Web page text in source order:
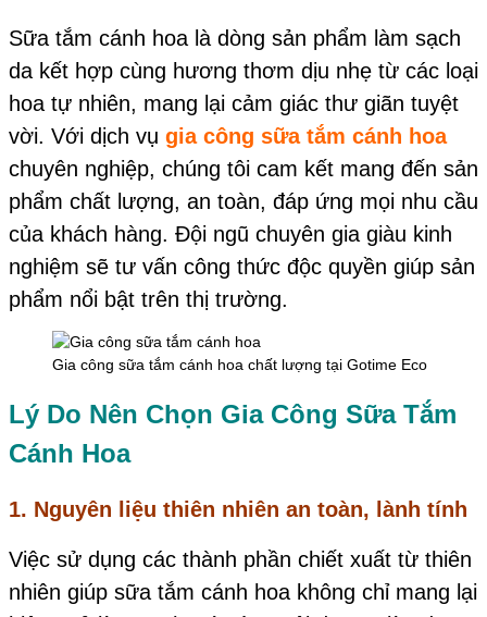
Sữa tắm cánh hoa là dòng sản phẩm làm sạch
da kết hợp cùng hương thơm dịu nhẹ từ các loại
hoa tự nhiên, mang lại cảm giác thư giãn tuyệt
vời. Với dịch vụ gia công sữa tắm cánh hoa
chuyên nghiệp, chúng tôi cam kết mang đến sản
phẩm chất lượng, an toàn, đáp ứng mọi nhu cầu
của khách hàng. Đội ngũ chuyên gia giàu kinh
nghiệm sẽ tư vấn công thức độc quyền giúp sản
phẩm nổi bật trên thị trường.
Gia công sữa tắm cánh hoa chất lượng tại Gotime Eco
Lý Do Nên Chọn Gia Công Sữa Tắm
Cánh Hoa
1. Nguyên liệu thiên nhiên an toàn, lành tính
Việc sử dụng các thành phần chiết xuất từ thiên
nhiên giúp sữa tắm cánh hoa không chỉ mang lại